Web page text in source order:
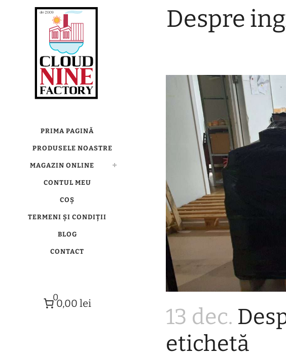
PRIMA PAGINĂ
PRODUSELE NOASTRE
MAGAZIN ONLINE
CONTUL MEU
COȘ
TERMENI ȘI CONDIȚII
BLOG
CONTACT
0
0,00 lei
Despre
13 dec.
etichetă